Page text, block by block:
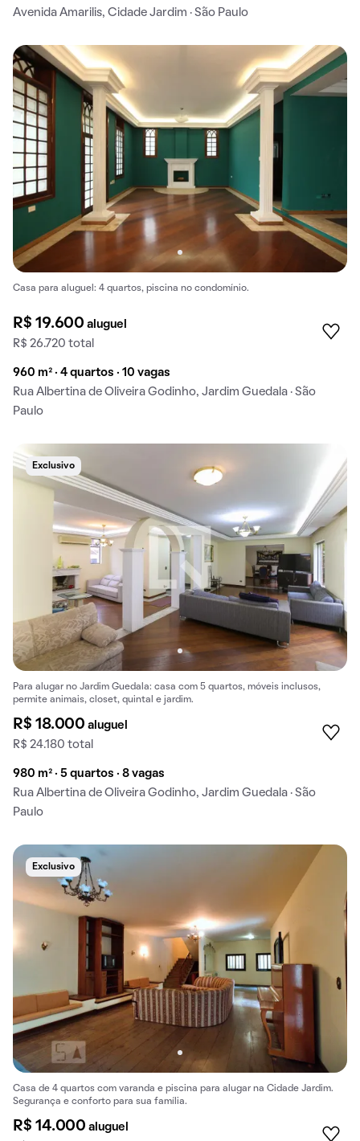
Avenida Amarilis, Cidade Jardim · São Paulo
Casa para aluguel: 4 quartos, piscina no condomínio.
R$ 19.600aluguel
R$ 26.720 total
960 m² · 4 quartos · 10 vagas
Rua Albertina de Oliveira Godinho, Jardim Guedala · São
Paulo
Exclusivo
Para alugar no Jardim Guedala: casa com 5 quartos, móveis inclusos,
permite animais, closet, quintal e jardim.
R$ 18.000aluguel
R$ 24.180 total
980 m² · 5 quartos · 8 vagas
Rua Albertina de Oliveira Godinho, Jardim Guedala · São
Paulo
Exclusivo
Casa de 4 quartos com varanda e piscina para alugar na Cidade Jardim.
Segurança e conforto para sua família.
R$ 14.000aluguel